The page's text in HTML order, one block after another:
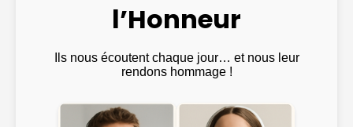
l’Honneur
Ils nous écoutent chaque jour… et nous leur
rendons hommage !